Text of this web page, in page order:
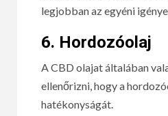
legjobban az egyéni
6. Hordozóolaj
A CBD olajat általában
ellenőrizni, hogy a
hatékonyságát.